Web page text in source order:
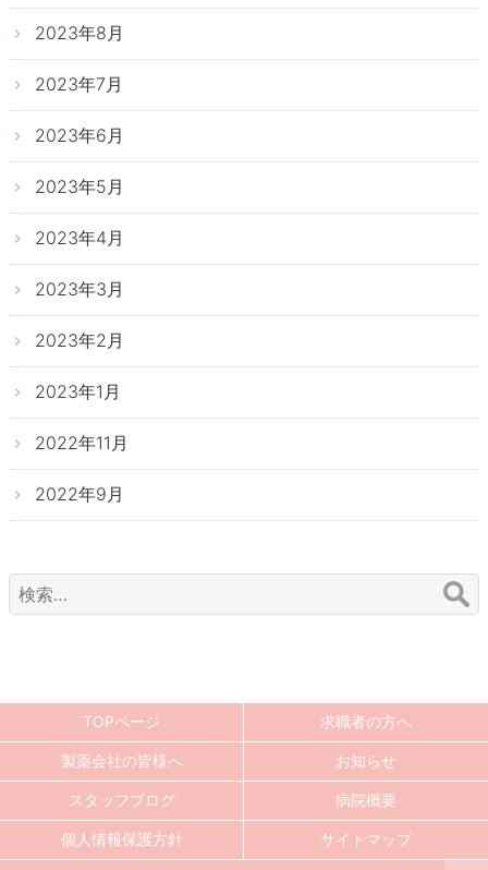
2023年8月
2023年7月
2023年6月
2023年5月
2023年4月
2023年3月
2023年2月
2023年1月
2022年11月
2022年9月
検
索:
TOPページ 求職者の方へ
製薬会社の皆様へ お知らせ
スタッフブログ 病院概要
個人情報保護方針 サイトマップ